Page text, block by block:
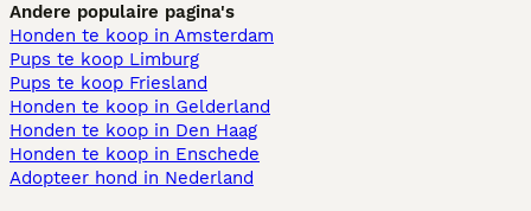
Andere populaire pagina's
Honden te koop in Amsterdam
Pups te koop Limburg​
Pups te koop Friesland​
Honden te koop in Gelderland
Honden te koop in Den Haag
Honden te koop in Enschede
Adopteer hond in Nederland